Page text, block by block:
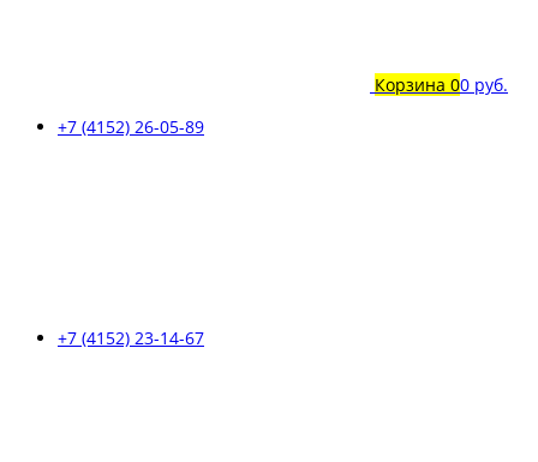
Корзина 00 руб.
+7 (4152) 26-05-89
+7 (4152) 23-14-67